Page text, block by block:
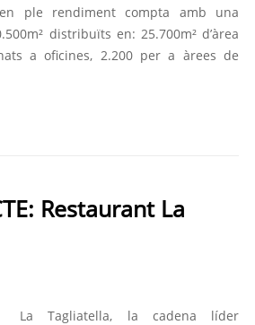
ple rendiment compta amb una
distribuïts en: 25.700m² d’àrea
a oficines, 2.200 per a àrees de
Restaurant La
La Tagliatella, la cadena líder